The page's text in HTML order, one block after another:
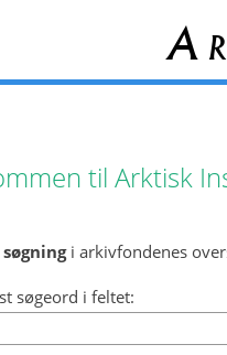
til Arktisk
i arkivfondenes
søgeord i feltet: